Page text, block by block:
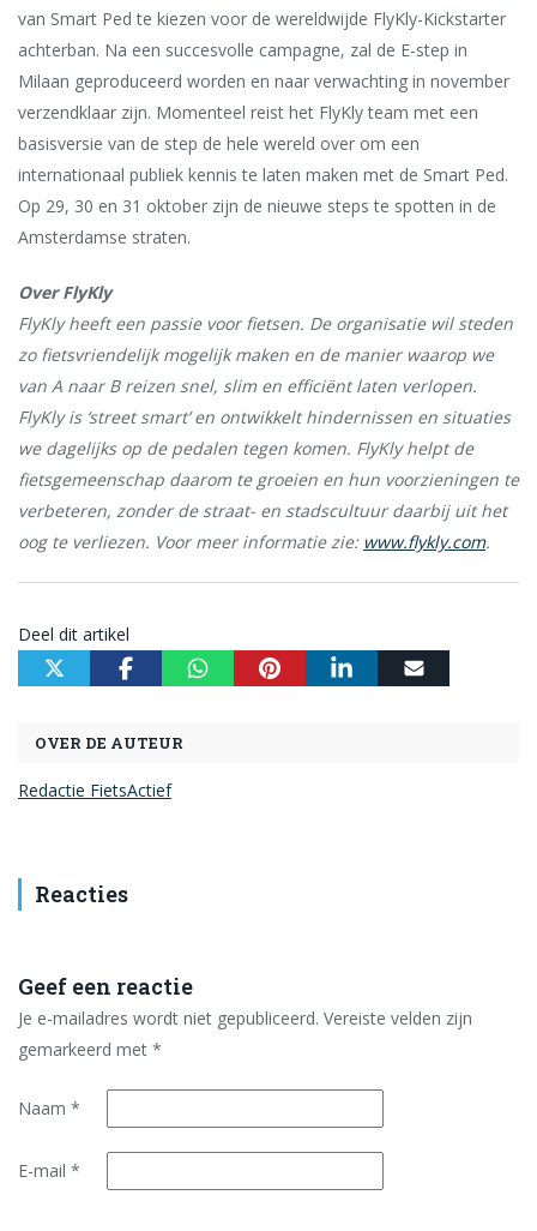
van Smart Ped te kiezen voor de wereldwijde FlyKly-Kickstarter
achterban. Na een succesvolle campagne, zal de E-step in
Milaan geproduceerd worden en naar verwachting in november
verzendklaar zijn. Momenteel reist het FlyKly team met een
basisversie van de step de hele wereld over om een
internationaal publiek kennis te laten maken met de Smart Ped.
Op 29, 30 en 31 oktober zijn de nieuwe steps te spotten in de
Amsterdamse straten.
Over FlyKly
FlyKly heeft een passie voor fietsen. De organisatie wil steden
zo fietsvriendelijk mogelijk maken en de manier waarop we
van A naar B reizen snel, slim en efficiënt laten verlopen.
FlyKly is ‘street smart’ en ontwikkelt hindernissen en situaties
we dagelijks op de pedalen tegen komen. FlyKly helpt de
fietsgemeenschap daarom te groeien en hun voorzieningen te
verbeteren, zonder de straat- en stadscultuur daarbij uit het
oog te verliezen. Voor meer informatie zie: www.flykly.com.
Deel dit artikel
OVER DE AUTEUR
Redactie FietsActief
Reacties
Geef een reactie
Je e-mailadres wordt niet gepubliceerd. Vereiste velden zijn
gemarkeerd met *
Naam *
E-mail *